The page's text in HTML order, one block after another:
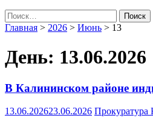
Найти:
Главная > 2026 > Июнь > 13
День: 13.06.2026
В Калининском районе
13.06.202623.06.2026 Прокуратура